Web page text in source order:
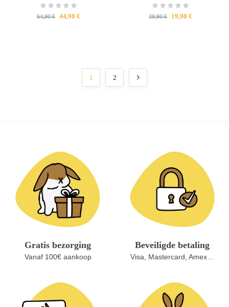
64,90€ 44,90 € 39,90€ 19,90 €
1 2
Gratis bezorging
Vanaf 100€ aankoop
Beveiligde betaling
Visa, Mastercard, Amex…